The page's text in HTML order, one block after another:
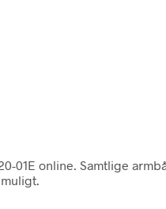
01E online. Samtlige